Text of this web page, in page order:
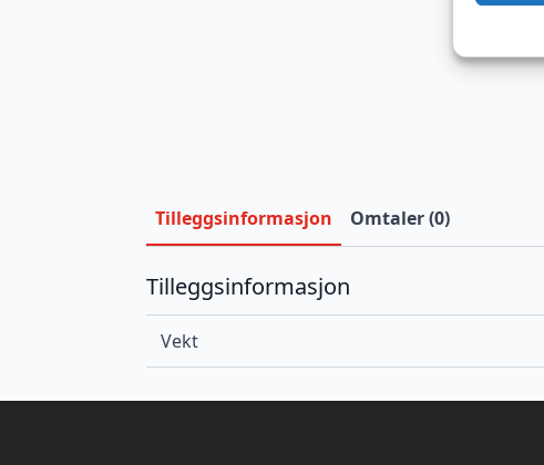
Tilleggsinformasjon Omtaler (0)
Tilleggsinformasjon
Vekt